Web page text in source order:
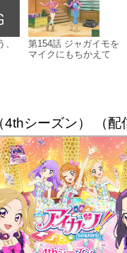
第154話 ジャガイモを
マイクにもちかえて
シーズン） （配